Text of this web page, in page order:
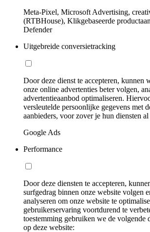
Meta-Pixel, Microsoft Advertising,
(RTBHouse), Klikgebaseerde
Defender
Uitgebreide conversietracking
Door deze dienst te accepteren, kunnen
onze online advertenties beter volgen,
advertentieaanbod optimaliseren.
versleutelde persoonlijke gegevens met
aanbieders, voor zover je hun diensten
Google Ads
Performance
Door deze diensten te accepteren,
surfgedrag binnen onze website volgen
analyseren om onze website te
gebruikerservaring voortdurend te
toestemming gebruiken we de volgende
op deze website: